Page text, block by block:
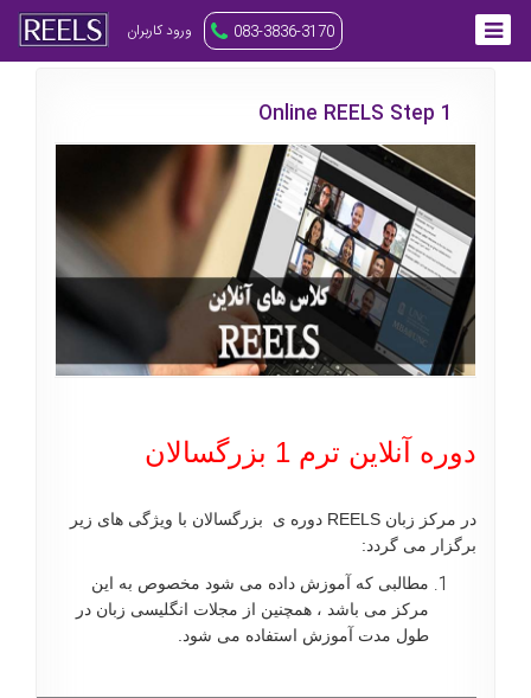
ورود کاربران 083-3836-3170
Online REELS Step 1
دوره آنلاین ترم 1 بزرگسالان
در مرکز زبان REELS دوره ی بزرگسالان با ویژگی های زیر
برگزار می گردد:
مطالبی که آموزش داده می شود مخصوص به این
مرکز می باشد ، همچنین از مجلات انگلیسی زبان در
طول مدت آموزش استفاده می شود.